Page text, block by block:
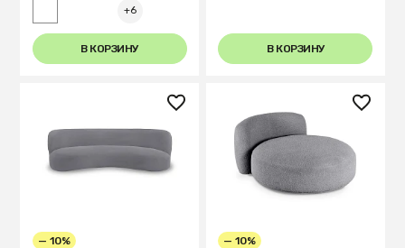
+6
В КОРЗИНУ В КОРЗИНУ
— 10% — 10%